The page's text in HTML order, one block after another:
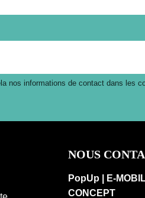
nos informations de contact dans les
NOUS
PopUp | E-
CONCEPT